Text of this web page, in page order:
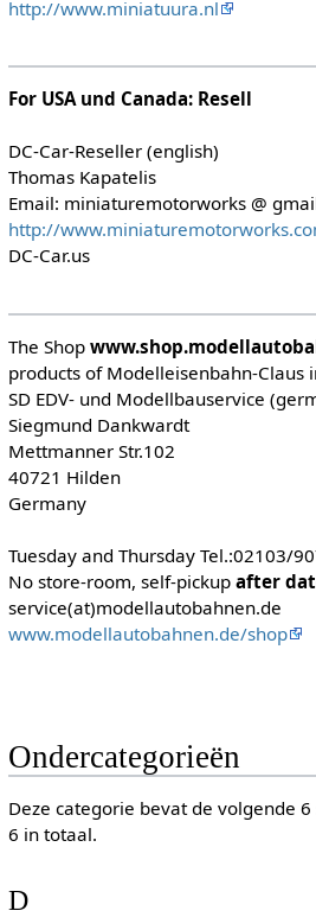
http://www.miniatuura.nl
For USA und Canada: Resell
DC-Car-Reseller (english)
Thomas Kapatelis
Email: miniaturemotorworks @
http://
DC-Car.us
The Shop
products of Modelleisenbahn-Claus
SD EDV- und Modellbauservice
Siegmund Dankwardt
Mettmanner Str.102
40721 Hilden
Germany
Tuesday and Thursday Tel.:02103/
No store-room, self-pickup after
service(at)modellautobahnen.de
www.modellautobahnen.de/shop
Ondercategorieën
Deze categorie bevat de volgende
6 in totaal.
D